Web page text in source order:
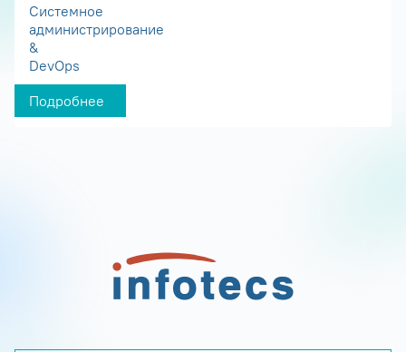
Системное
администрирование
&
DevOps
Подробнее